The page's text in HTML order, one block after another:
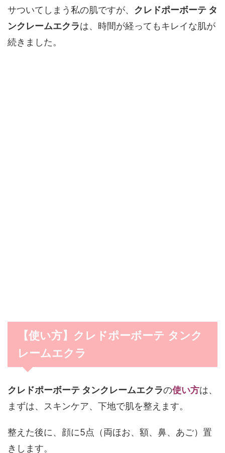
サついてしまう私の肌ですが、 クレドポーボーテ タ
ンクレームエクラは、時間が経ってもキレイな肌が
続きました。
【使い方】クレドポーボーテ タンク
レームエクラ
クレドポーボーテ タンクレームエクラの使い方は、
まずは、スキンケア、下地で肌を整えます。
整えた後に、顔に5点（両ほお、額、鼻、あご）置
きします。